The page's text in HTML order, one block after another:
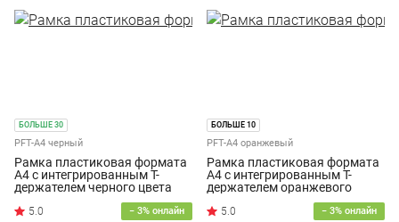
БОЛЬШЕ 30
PFT-A4 черный
Рамка пластиковая формата
А4 с интегрированным Т-
держателем черного цвета
− 3% онлайн
БОЛЬШЕ 10
PFT-A4 оранжевый
Рамка пластиковая формата
А4 с интегрированным Т-
держателем оранжевого
− 3% онлайн